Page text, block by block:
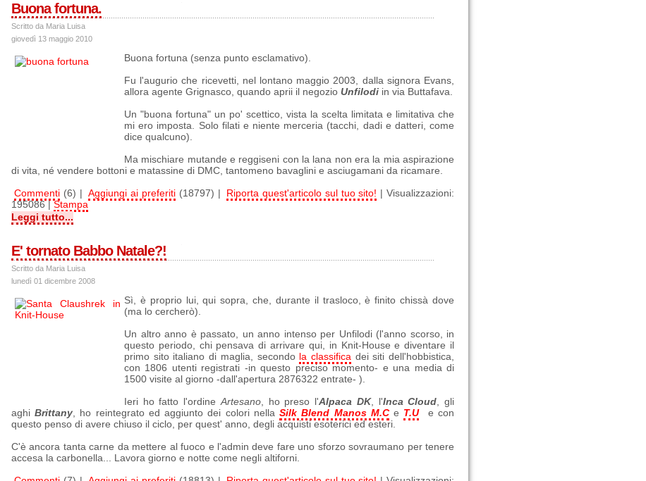
Buona fortuna.
Scritto da Maria Luisa
giovedì 13 maggio 2010
Buona fortuna (senza punto esclamativo).
Fu l'augurio che ricevetti, nel lontano maggio 2003, dalla signora Evans,
allora agente Grignasco, quando aprii il negozio Unfilodi in via Buttafava.
Un "buona fortuna" un po' scettico, vista la scelta limitata e limitativa che
mi ero imposta. Solo filati e niente merceria (tacchi, dadi e datteri, come
dice qualcuno).
Ma mischiare mutande e reggiseni con la lana non era la mia aspirazione
di vita, né vendere bottoni e matassine di DMC, tantomeno bavaglini e asciugamani da ricamare.
Commenti (6) | Aggiungi ai preferiti(18797) | Riporta quest'articolo sul tuo sito! | Visualizzazioni:
195086 |Stampa
Leggi tutto...
E' tornato Babbo Natale?!
Scritto da Maria Luisa
lunedì 01 dicembre 2008
Sì, è proprio lui, qui sopra, che, durante il trasloco, è finito chissà dove
(ma lo cercherò).
Un altro anno è passato, un anno intenso per Unfilodi (l'anno scorso, in
questo periodo, chi pensava di arrivare qui, in Knit-House e diventare il
primo sito italiano di maglia, secondo la classifica dei siti dell'hobbistica,
con 1806 utenti registrati -in questo preciso momento- e una media di
1500 visite al giorno -dall'apertura 2876322 entrate- ).
Ieri ho fatto l'ordine Artesano, ho preso l'Alpaca DK, l'Inca Cloud , gli
aghiBrittany , ho reintegrato ed aggiunto dei colori nellaSilk Blend Manos M.Ce T.Ue con
questo penso di avere chiuso il ciclo, per quest' anno, degli acquisti esoterici ed esteri.
C'è ancora tanta carne da mettere al fuoco e l'admin deve fare uno sforzo sovraumano per tenere
accesa la carbonella... Lavora giorno e notte come negli altiforni.